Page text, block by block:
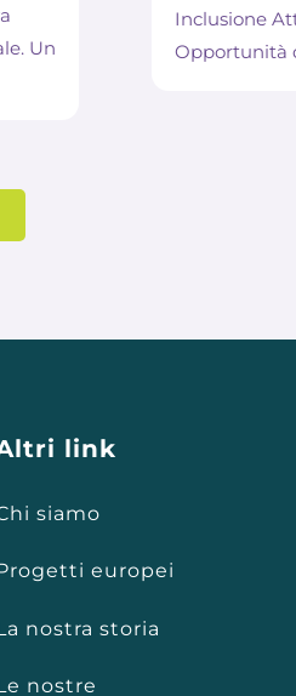
Un
Inclusione
Opportunità
link
siamo
europei
nostra storia
nostre